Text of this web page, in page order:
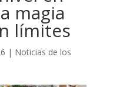
magia
límites
| Noticias de los